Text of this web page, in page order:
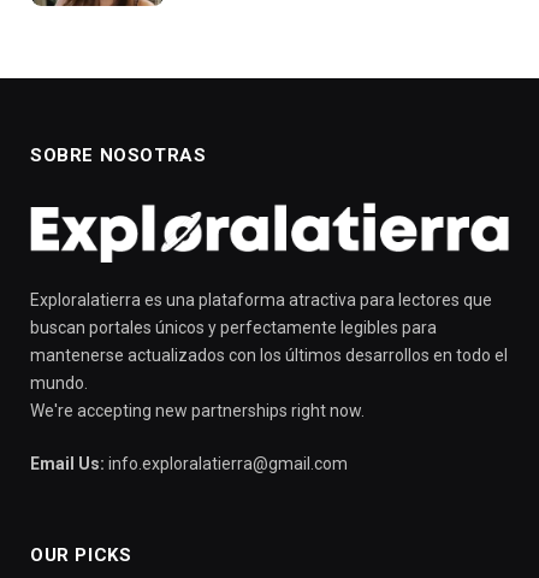
SOBRE NOSOTRAS
Exploralatierra es una plataforma atractiva para lectores que
buscan portales únicos y perfectamente legibles para
mantenerse actualizados con los últimos desarrollos en todo el
mundo.
We're accepting new partnerships right now.
Email Us: info.exploralatierra@gmail.com
OUR PICKS